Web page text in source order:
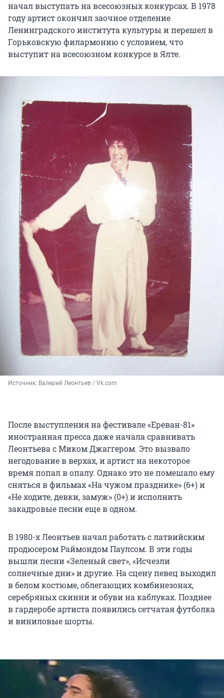
начал выступать на всесоюзных конкурсах. В 1978
году артист окончил заочное отделение
Ленинградского института культуры и перешел в
Горьковскую филармонию с условием, что
выступит на всесоюзном конкурсе в Ялте.
Источник: Валерий Леонтьев / Vk.com
После выступления на фестивале «Ереван-81»
иностранная пресса даже начала сравнивать
Леонтьева с Миком Джаггером. Это вызвало
негодование в верхах, и артист на некоторое
время попал в опалу. Однако это не помешало ему
сняться в фильмах «На чужом празднике» (6+) и
«Не ходите, девки, замуж» (0+) и исполнить
закадровые песни еще в одном.
В 1980-х Леонтьев начал работать с латвийским
продюсером Раймондом Паулсом. В эти годы
вышли песни «Зеленый свет», «Исчезли
солнечные дни» и другие. На сцену певец выходил
в белом костюме, облегающих комбинезонах,
серебряных скинни и обуви на каблуках. Позднее
в гардеробе артиста появились сетчатая футболка
и виниловые шорты.